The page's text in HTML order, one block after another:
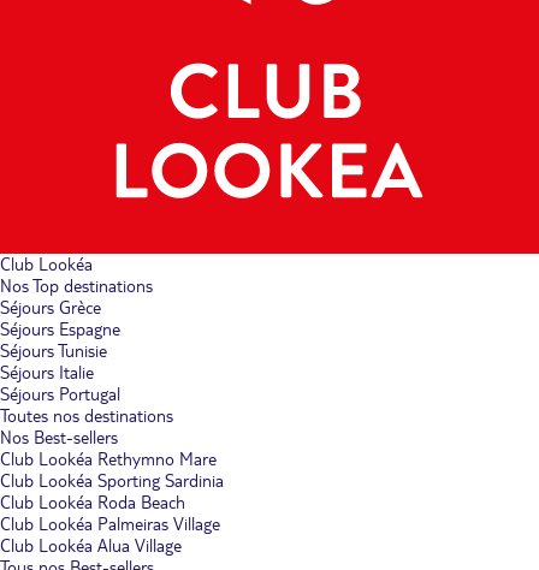
Club Lookéa
Nos Top destinations
Séjours Grèce
Séjours Espagne
Séjours Tunisie
Séjours Italie
Séjours Portugal
Toutes nos destinations
Nos Best-sellers
Club Lookéa Rethymno Mare
Club Lookéa Sporting Sardinia
Club Lookéa Roda Beach
Club Lookéa Palmeiras Village
Club Lookéa Alua Village